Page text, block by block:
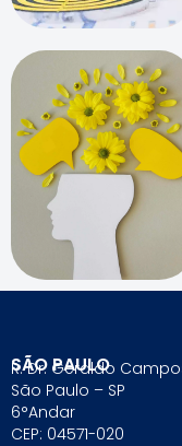
SÃO PAULO
R. Dr. Geraldo
São Paulo – SP
6°Andar
CEP: 04571-020